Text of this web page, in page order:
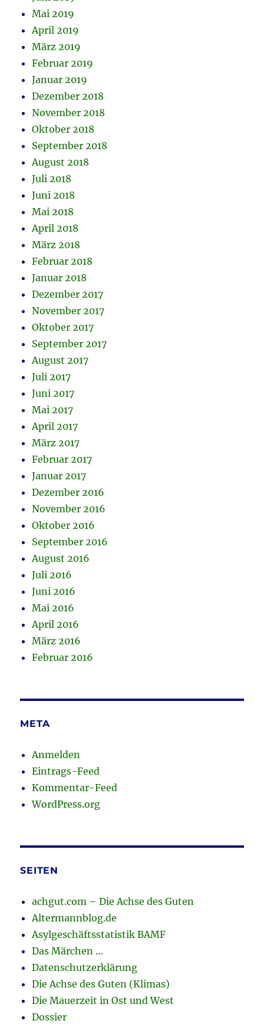
Mai 2019
April 2019
März 2019
Februar 2019
Januar 2019
Dezember 2018
November 2018
Oktober 2018
September 2018
August 2018
Juli 2018
Juni 2018
Mai 2018
April 2018
März 2018
Februar 2018
Januar 2018
Dezember 2017
November 2017
Oktober 2017
September 2017
August 2017
Juli 2017
Juni 2017
Mai 2017
April 2017
März 2017
Februar 2017
Januar 2017
Dezember 2016
November 2016
Oktober 2016
September 2016
August 2016
Juli 2016
Juni 2016
Mai 2016
April 2016
März 2016
Februar 2016
META
Anmelden
Eintrags-Feed
Kommentar-Feed
WordPress.org
SEITEN
achgut.com – Die Achse des Guten
Altermannblog.de
Asylgeschäftsstatistik BAMF
Das Märchen …
Datenschutzerklärung
Die Achse des Guten (Klimas)
Die Mauerzeit in Ost und West
Dossier